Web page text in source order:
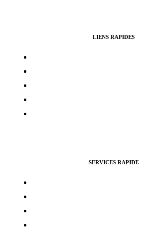
LIENS RAPIDES
SERVICES RAPIDE